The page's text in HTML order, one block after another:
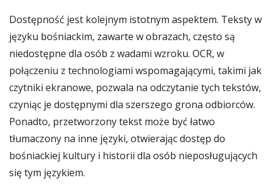
Dostępność jest kolejnym istotnym aspektem. Teksty w
języku bośniackim, zawarte w obrazach, często są
niedostępne dla osób z wadami wzroku. OCR, w
połączeniu z technologiami wspomagającymi, takimi jak
czytniki ekranowe, pozwala na odczytanie tych tekstów,
czyniąc je dostępnymi dla szerszego grona odbiorców.
Ponadto, przetworzony tekst może być łatwo
tłumaczony na inne języki, otwierając dostęp do
bośniackiej kultury i historii dla osób nieposługujących
się tym językiem.